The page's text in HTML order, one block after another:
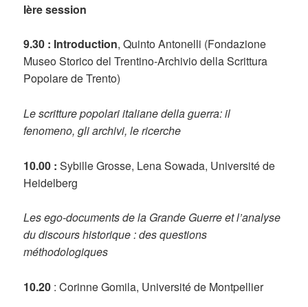
Ière session
9.30 : Introduction, Quinto Antonelli (Fondazione
Museo Storico del Trentino-Archivio della Scrittura
Popolare de Trento)
Le scritture popolari italiane della guerra: il
fenomeno, gli archivi, le ricerche
10.00 : Sybille Grosse, Lena Sowada, Université de
Heidelberg
Les ego-documents de la Grande Guerre et l’analyse
du discours historique : des questions
méthodologiques
10.20 : Corinne Gomila, Université de Montpellier